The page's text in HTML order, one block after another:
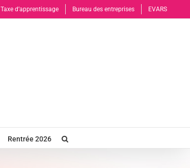
Taxe d’apprentissage Bureau des entreprises EVARS
Rentrée 2026